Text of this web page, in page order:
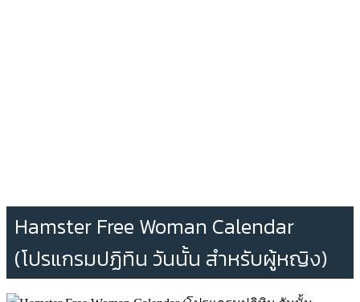
Hamster Free Woman Calendar
(โปรแกรมปฏิทิน วันนั้น สำหรับผู้หญิง)